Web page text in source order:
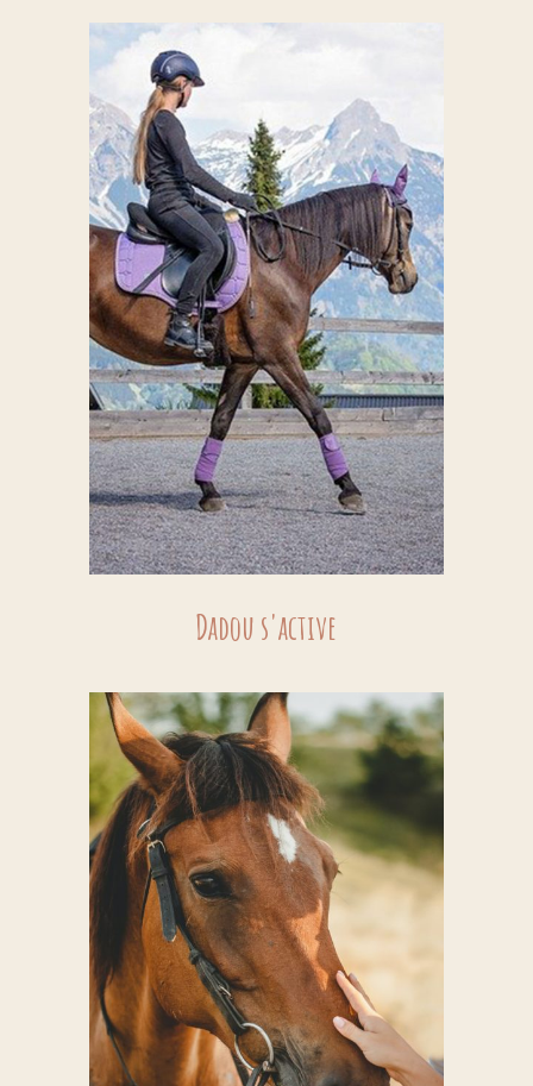
Dadou s'active